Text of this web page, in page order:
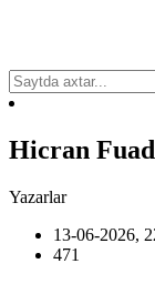
Hicran
Yazarlar
13-06-2026,
471